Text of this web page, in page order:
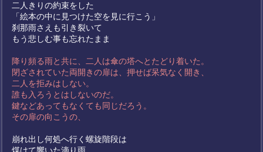
二人きりの約束をした
「絵本の中に見つけた空を見に行こう」
刹那雨さえも引き裂いて
もう悲しむ事も忘れたまま
降り頻る雨と共に、二人は傘の塔へとたどり着いた。
閉ざされていた両開きの扉は、押せば呆気なく開き、
二人を拒みはしない。
誰も入ろうとはしないのだ。
鍵などあってもなくても同じだろう。
その扉の向こうの、
崩れ出し何処へ行く螺旋階段は